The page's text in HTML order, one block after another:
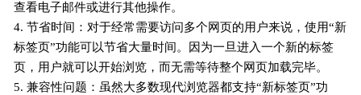
查看电子邮件或进行其他操作。
4. 节省时间：对于经常需要访问多个网页的用户来说，使用“新
标签页”功能可以节省大量时间。因为一旦进入一个新的标签
页，用户就可以开始浏览，而无需等待整个网页加载完毕。
5. 兼容性问题：虽然大多数现代浏览器都支持“新标签页”功